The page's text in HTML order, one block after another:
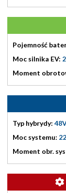
Pojemność
Moc silnika EV:
Moment
Typ hybrydy:
Moc systemu:
Moment obr.